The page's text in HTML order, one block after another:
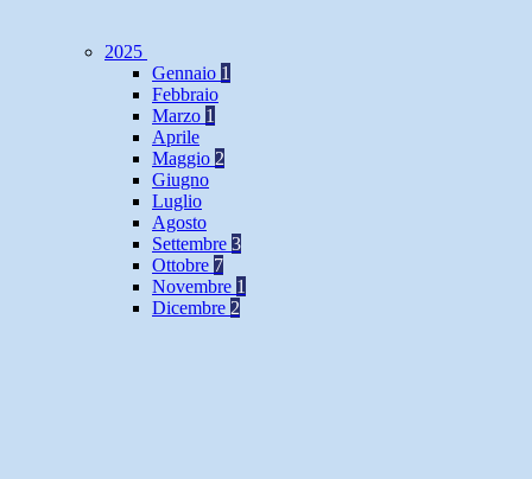
2025
Gennaio 1
Febbraio
Marzo 1
Aprile
Maggio 2
Giugno
Luglio
Agosto
Settembre 3
Ottobre 7
Novembre 1
Dicembre 2